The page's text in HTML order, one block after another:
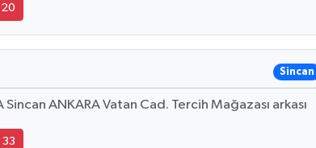
20
Sincan
Sincan ANKARA Vatan Cad. Tercih Mağazası arkası
33